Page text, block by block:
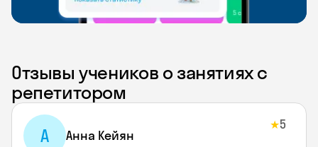
Отзывы учеников о занятиях с
репетитором
А Анна Кейян
★5